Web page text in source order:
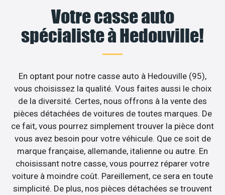
Votre casse auto
spécialiste à Hedouville!
En optant pour notre casse auto à Hedouville (95),
vous choisissez la qualité. Vous faites aussi le choix
de la diversité. Certes, nous offrons à la vente des
pièces détachées de voitures de toutes marques. De
ce fait, vous pourrez simplement trouver la pièce dont
vous avez besoin pour votre véhicule. Que ce soit de
marque française, allemande, italienne ou autre. En
choisissant notre casse, vous pourrez réparer votre
voiture à moindre coût. Pareillement, ce sera en toute
simplicité. De plus, nos pièces détachées se trouvent